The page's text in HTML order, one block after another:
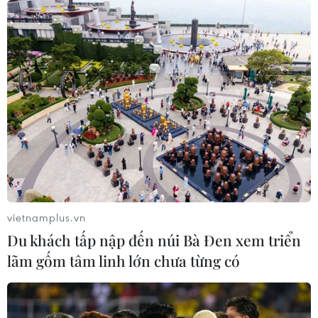
Thưởng thức hương vị biển cả trong
nồi lẩu sứa Quy Nhơn
09/08/2026 22:55
Trước khi có nước hoa, các nữ quý
tộc Nga sử dụng hương liệu gì?
09/08/2026 22:05
Đại tiệc Vespa 2026: Khi biểu
tượng 80 năm của Italy thăng hoa
giữa lòng đô thị hiện đại
09/08/2026 16:09
vietnamplus.vn
Du khách tấp nập đến núi Bà Đen xem triển
lãm gốm tâm linh lớn chưa từng có